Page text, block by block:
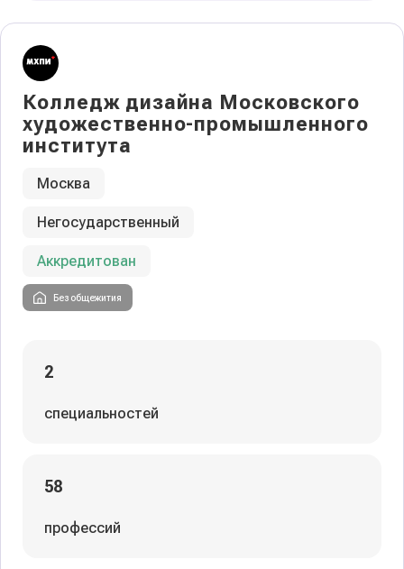
Колледж дизайна Московского
художественно-промышленного
института
Москва
Негосударственный
Аккредитован
Без общежития
2
специальностей
58
профессий